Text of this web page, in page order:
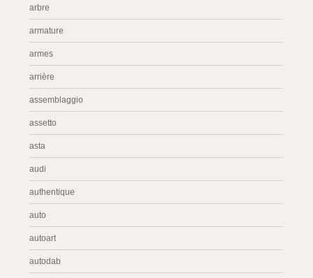
arbre
armature
armes
arrière
assemblaggio
assetto
asta
audi
authentique
auto
autoart
autodab